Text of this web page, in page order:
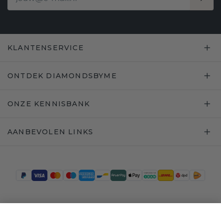
KLANTENSERVICE
ONTDEK DIAMONDSBYME
ONZE KENNISBANK
AANBEVOLEN LINKS